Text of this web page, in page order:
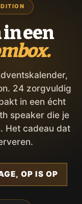
een
24 zorgvuldig
in een écht
speaker die je
Het cadeau dat
OP IS OP